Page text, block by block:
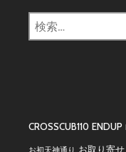
検
索:
CROSSCUB110 ENDUP
お取り寄せ